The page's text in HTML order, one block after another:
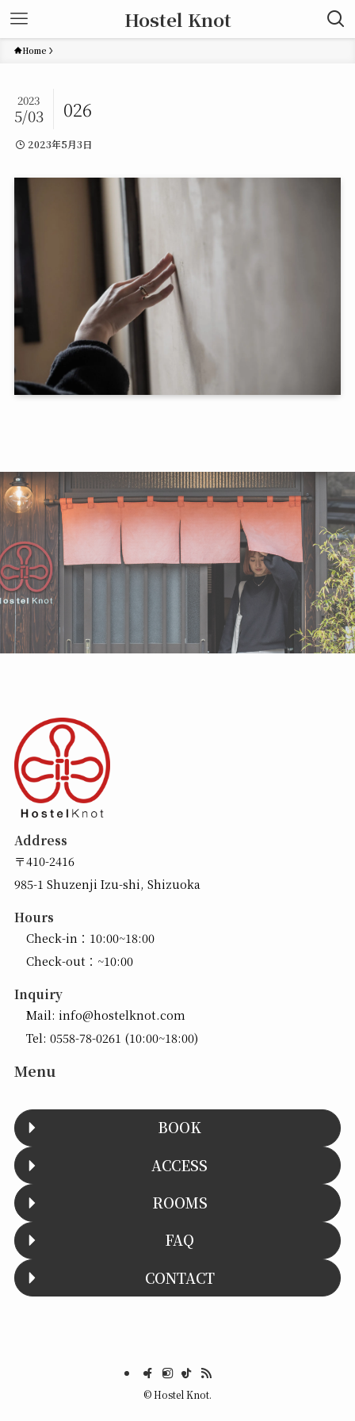
Hostel Knot
Home
026
2023
5/03
2023年5月3日
Address
〒410-2416
985-1 Shuzenji Izu-shi, Shizuoka
Hours
Check-in：10:00~18:00
Check-out：~10:00
Inquiry
Mail: info@hostelknot.com
Tel: 0558-78-0261 (10:00~18:00)
Menu
BOOK
ACCESS
ROOMS
FAQ
CONTACT
©Hostel Knot.